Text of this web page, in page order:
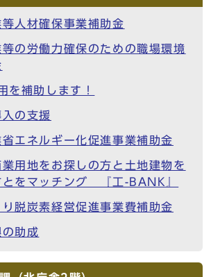
人材確保事業補助金
の労働力確保のための職場環境
を補助します！
の支援
エネルギー化促進事業補助金
用地をお探しの方と土地建物を
とをマッチング 『工-BANK』
脱炭素経営促進事業費補助金
助成